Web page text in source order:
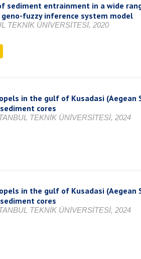
sediment entrainment in a wide
fuzzy inference system model
TEKNİK ÜNİVERSİTESİ, 2020
in the gulf of Kusadasi (Aegean
cores
TEKNİK ÜNİVERSİTESİ, 2024
in the gulf of Kusadasi (Aegean
cores
TEKNİK ÜNİVERSİTESİ, 2024